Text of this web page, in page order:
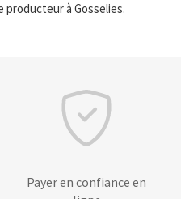
producteur à Gosselies.
Payer en confiance en